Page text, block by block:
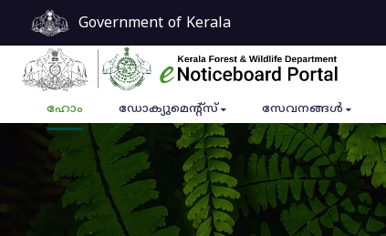
Government of Kerala
ഹോം ഡോക്യുമെൻ്റ്സ് സേവനങ്ങൾ